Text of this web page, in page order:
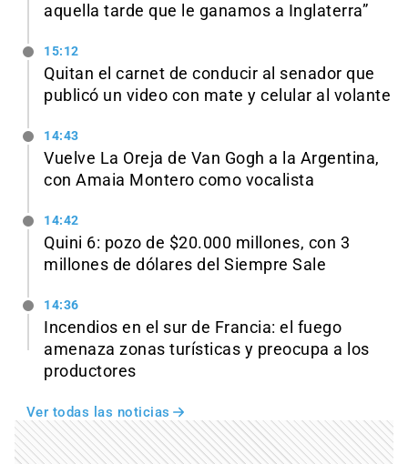
aquella tarde que le ganamos a Inglaterra”
15:12
Quitan el carnet de conducir al senador que
publicó un video con mate y celular al volante
14:43
Vuelve La Oreja de Van Gogh a la Argentina,
con Amaia Montero como vocalista
14:42
Quini 6: pozo de $20.000 millones, con 3
millones de dólares del Siempre Sale
14:36
Incendios en el sur de Francia: el fuego
amenaza zonas turísticas y preocupa a los
productores
Ver todas las noticias